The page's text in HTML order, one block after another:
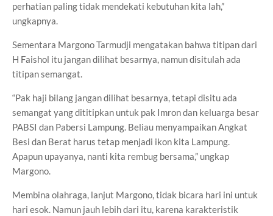
perhatian paling tidak mendekati kebutuhan kita lah,”
ungkapnya.
Sementara Margono Tarmudji mengatakan bahwa titipan dari
H Faishol itu jangan dilihat besarnya, namun disitulah ada
titipan semangat.
“Pak haji bilang jangan dilihat besarnya, tetapi disitu ada
semangat yang dititipkan untuk pak Imron dan keluarga besar
PABSI dan Pabersi Lampung. Beliau menyampaikan Angkat
Besi dan Berat harus tetap menjadi ikon kita Lampung.
Apapun upayanya, nanti kita rembug bersama,” ungkap
Margono.
Membina olahraga, lanjut Margono, tidak bicara hari ini untuk
hari esok. Namun jauh lebih dari itu, karena karakteristik